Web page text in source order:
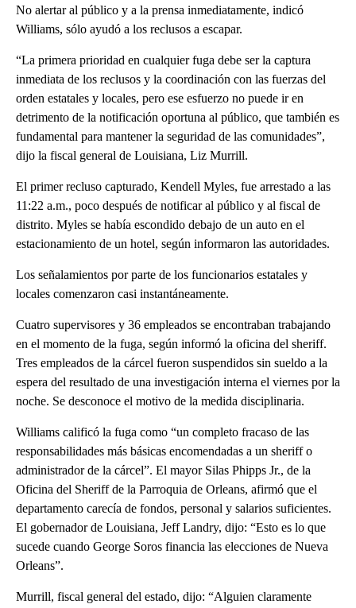
No alertar al público y a la prensa inmediatamente, indicó
Williams, sólo ayudó a los reclusos a escapar.
“La primera prioridad en cualquier fuga debe ser la captura
inmediata de los reclusos y la coordinación con las fuerzas del
orden estatales y locales, pero ese esfuerzo no puede ir en
detrimento de la notificación oportuna al público, que también es
fundamental para mantener la seguridad de las comunidades”,
dijo la fiscal general de Louisiana, Liz Murrill.
El primer recluso capturado, Kendell Myles, fue arrestado a las
11:22 a.m., poco después de notificar al público y al fiscal de
distrito. Myles se había escondido debajo de un auto en el
estacionamiento de un hotel, según informaron las autoridades.
Los señalamientos por parte de los funcionarios estatales y
locales comenzaron casi instantáneamente.
Cuatro supervisores y 36 empleados se encontraban trabajando
en el momento de la fuga, según informó la oficina del sheriff.
Tres empleados de la cárcel fueron suspendidos sin sueldo a la
espera del resultado de una investigación interna el viernes por la
noche. Se desconoce el motivo de la medida disciplinaria.
Williams calificó la fuga como “un completo fracaso de las
responsabilidades más básicas encomendadas a un sheriff o
administrador de la cárcel”. El mayor Silas Phipps Jr., de la
Oficina del Sheriff de la Parroquia de Orleans, afirmó que el
departamento carecía de fondos, personal y salarios suficientes.
El gobernador de Louisiana, Jeff Landry, dijo: “Esto es lo que
sucede cuando George Soros financia las elecciones de Nueva
Orleans”.
Murrill, fiscal general del estado, dijo: “Alguien claramente